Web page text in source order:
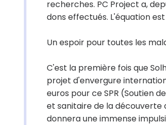
recherches. PC Project a,
dons effectués. L'équation
Un espoir pour toutes les
C'est la première fois que
projet d'envergure
euros pour ce SPR (Soutien
et sanitaire de la découverte
donnera une immense